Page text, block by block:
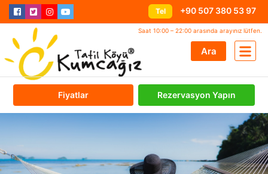
Saat 10:00 – 22:00 arasında arayınız lütfen.
Ara
Tel +90 507 380 53 97
Fiyatlar Rezervasyon Yapın